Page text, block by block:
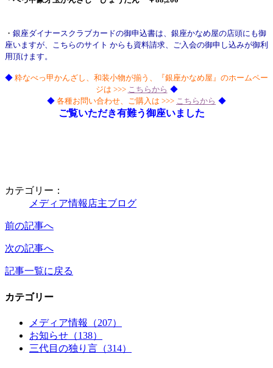
・ 銀座ダイナースクラブカードの御申込書は、銀座かなめ屋の店頭にも御
座いますが、 こちらのサイト からも資料請求、ご入会の御申し込みが御利
用頂けます。
◆ 粋なべっ甲かんざし、和装小物が揃う、『銀座かなめ屋』のホームペー
ジは >>> こちらから ◆
◆ 各種お問い合わせ、ご購入は >>> こちらから ◆
ご覧いただき有難う御座いました
カテゴリー：
メディア情報 店主ブログ
前の記事へ
次の記事へ
記事一覧に戻る
カテゴリー
メディア情報（207）
お知らせ（138）
三代目の独り言（314）